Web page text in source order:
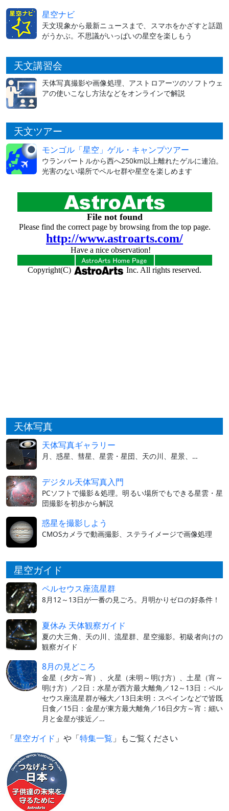
星空ナビ
天文現象から最新ニュースまで、スマホをかざすと話題
がうかぶ。不思議がいっぱいの星空を楽しもう
天文講習会
天体写真撮影や画像処理、アストロアーツのソフトウェ
アの使いこなし方法などをオンラインで解説
天文ツアー
モンゴル「星空」ゲル・キャンプツアー
ウランバートルから西へ250km以上離れたゲルに連泊。
光害のない場所でペルセ群や星空を楽しめます
天体写真
天体写真ギャラリー
月、惑星、彗星、星雲・星団、天の川、星景、…
デジタル天体写真入門
PCソフトで撮影＆処理。明るい場所でもできる星雲・星
団撮影を初歩から解説
惑星を撮影しよう
CMOSカメラで動画撮影、ステライメージで画像処理
星空ガイド
ペルセウス座流星群
8月12～13日が一番の見ごろ。月明かりゼロの好条件！
夏休み 天体観察ガイド
夏の大三角、天の川、流星群、星空撮影。初級者向けの
観察ガイド
8月の見どころ
金星（夕方～宵）、火星（未明～明け方）、土星（宵～
明け方）／2日：水星が西方最大離角／12～13日：ペル
セウス座流星群が極大／13日未明：スペインなどで皆既
日食／15日：金星が東方最大離角／16日夕方～宵：細い
月と金星が接近／…
「星空ガイド 」や「特集一覧 」もご覧ください